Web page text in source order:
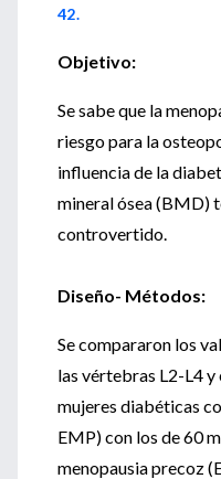
42.
Objetivo:
Se sabe que la
riesgo para la
influencia de la
mineral ósea (BMD)
controvertido.
Diseño- Métodos:
Se compararon los
las vértebras L2-L4
mujeres diabéticas
EMP) con los de 60
menopausia precoz